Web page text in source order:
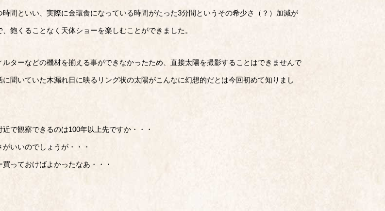
時間といい、実際に金環食になっている時間がたった3分間というその希少さ（？）加減が
、飽くることなく天体ショーを楽しむことができました。
ルターなどの機材を揃える事ができなかったため、直接太陽を撮影することはできませんで
に聞いていた木漏れ日に映るリング状の太陽がこんなに幻想的だとは今回初めて知りまし
近で観察できるのは100年以上先ですか・・・
がいいのでしょうが・・・
買っておけばよかったなあ・・・